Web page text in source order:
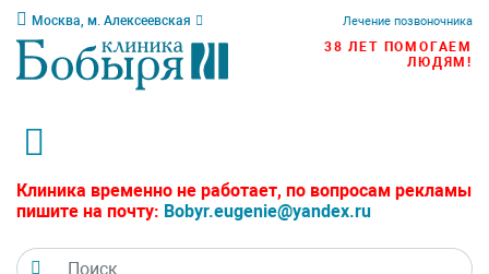
Москва, м. Алексеевская Лечение позвоночника
38 ЛЕТ ПОМОГАЕМ
ЛЮДЯМ!
Клиника временно не работает, по вопросам рекламы
пишите на почту: Bobyr.eugenie@yandex.ru